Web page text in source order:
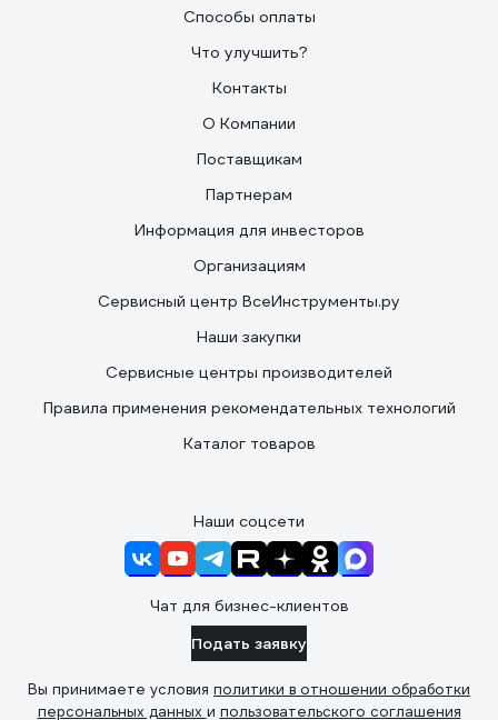
Способы оплаты
Что улучшить?
Контакты
О Компании
Поставщикам
Партнерам
Информация для инвесторов
Организациям
Сервисный центр ВсеИнструменты.ру
Наши закупки
Сервисные центры производителей
Правила применения рекомендательных технологий
Каталог товаров
Наши соцсети
Чат для бизнес-клиентов
Подать заявку
Вы принимаете условия политики в отношении обработки
персональных данных и пользовательского соглашения